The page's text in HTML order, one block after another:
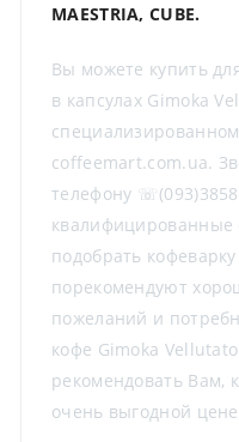
MAESTRIA, CUBE.
Вы можете купить
в капсулах Gimoka
coffeemart.com.ua.
телефону
квалифицированные
подобрать
порекомендуют
пожеланий и
кофе Gimoka
рекомендовать Вам,
очень выгодной